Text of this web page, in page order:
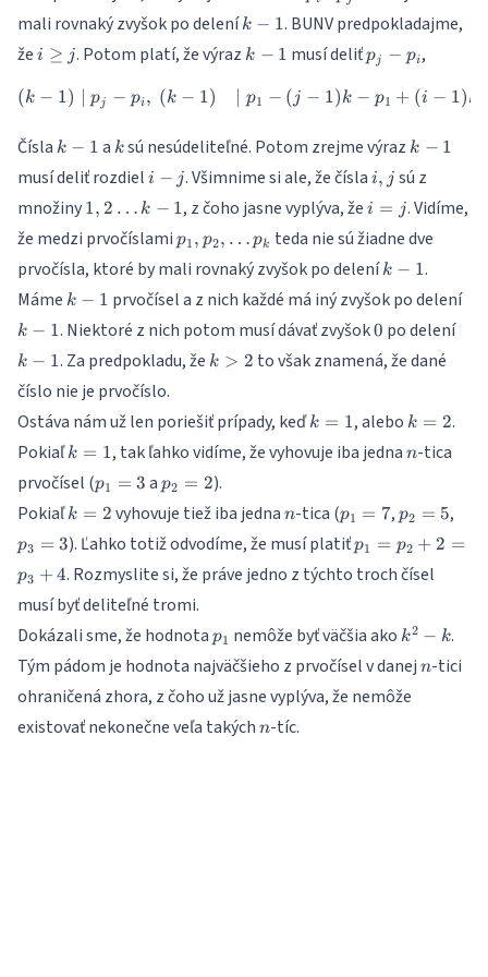
mali rovnaký zvyšok po deleník-
1
k − 1. BUNV predpokladajme,
že i
j
i ≥ j. Potom platí, že výraz k-
k − 1 musí deliťp_j-
p_i
pj − pi ,
\begin{aligned} (k-1)
(k − 1) pj − pi , (k − 1) p1 − ( j − 1)k − p1 + (i − 1)k
Čísla k-
k − 1 a k
ksú nesúdeliteľné. Potom zrejme výraz k-
1
k − 1
musí deliť rozdiel i-
i − j. Všimnime si ale, že číslai,j
i, j sú z
množiny {1,2
\dots
k-1}
1, 2 … k − 1, z čoho jasne vyplýva, žei=j
i = j. Vidíme,
že medzi prvočíslami p_1,
\dots
p_k
p1 , p2, … pk teda nie sú žiadne dve
prvočísla, ktoré by mali rovnaký zvyšok po deleník-
k − 1.
Máme k-
k − 1 prvočísel a z nich každé má iný zvyšok po deleník-
k − 1. Niektoré z nich potom musí dávať zvyšok0
0 po deleník-
k − 1. Za predpokladu, že k>2
k > 2 to však znamená, že dané
číslo nie je prvočíslo.
Ostáva nám už len poriešiť prípady, keďk=1
k = 1, alebo k=2
k = 2.
Pokiaľk=1
k = 1, tak ľahko vidíme, že vyhovuje iba jedna n
n-tica
prvočísel (p_1=3
p1 = 3 ap_2=2
p2 = 2).
Pokiaľk=2
k = 2 vyhovuje tiež iba jedna n
n-tica (p_1=7
p1 = 7,p_2=5
p2 = 5,
p3 = 3). Ľahko totiž odvodíme, že musí platiťp1 = p2 + 2 =
p3 +4. Rozmyslite si, že práve jedno z týchto troch čísel
musí byť deliteľné tromi.
Dokázali sme, že hodnota p_1
p1 nemôže byť väčšia ako k^2-
k2 − k.
Tým pádom je hodnota najväčšieho z prvočísel v danej n
n-tici
ohraničená zhora, z čoho už jasne vyplýva, že nemôže
existovať nekonečne veľa takých n
n-tíc.